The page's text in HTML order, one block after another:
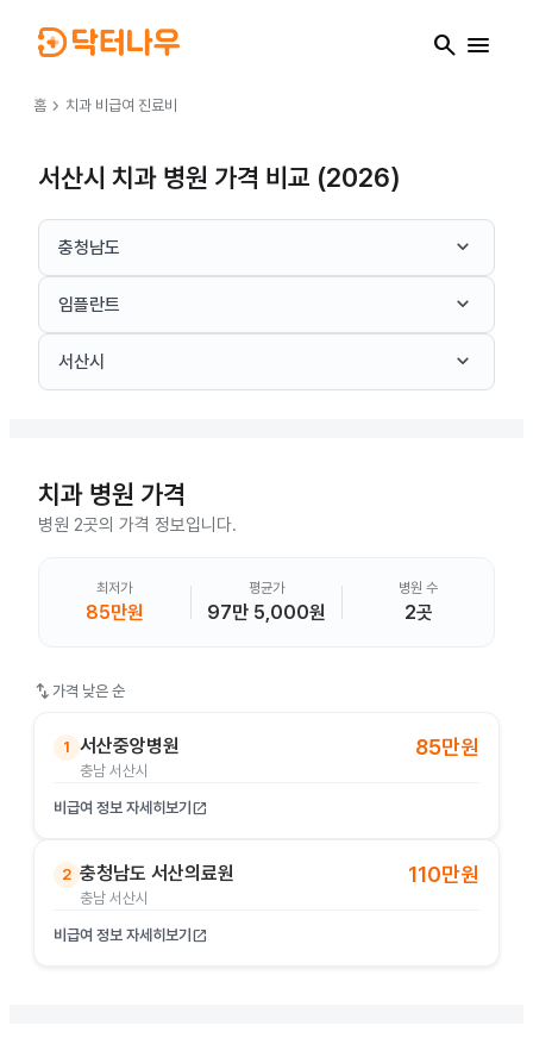
search menu
홈 chevron_right 치과 비급여 진료비
서산시 치과 병원 가격 비교 (2026)
충청남도 keyboard_arrow_down
임플란트 keyboard_arrow_down
서산시 keyboard_arrow_down
치과 병원 가격
병원 2곳의 가격 정보입니다.
최저가
85만원
평균가
97만 5,000원
병원 수
2곳
swap_vert 가격 낮은 순
1 서산중앙병원
충남 서산시
85만원
비급여 정보 자세히보기 open_in_new
2 충청남도 서산의료원
충남 서산시
110만원
비급여 정보 자세히보기 open_in_new